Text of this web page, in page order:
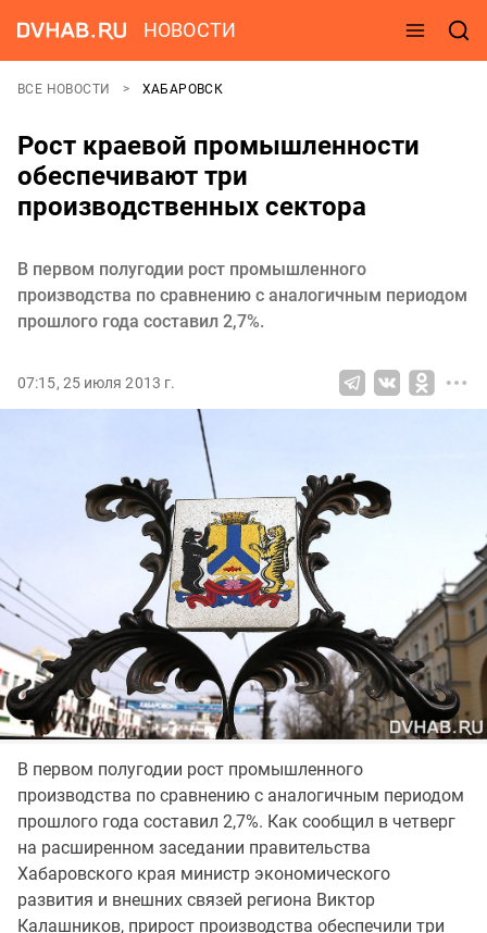
НОВОСТИ
ВСЕ НОВОСТИ ХАБАРОВСК
Рост краевой промышленности
обеспечивают три
производственных сектора
В первом полугодии рост промышленного
производства по сравнению с аналогичным периодом
прошлого года составил 2,7%.
07:15, 25 июля 2013 г.
В первом полугодии рост промышленного
производства по сравнению с аналогичным периодом
прошлого года составил 2,7%. Как сообщил в четверг
на расширенном заседании правительства
Хабаровского края министр экономического
развития и внешних связей региона Виктор
Калашников, прирост производства обеспечили три